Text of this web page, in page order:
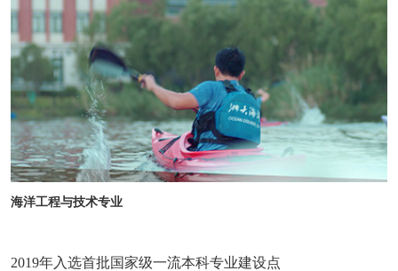
海洋工程与技术专业
2019年入选首批国家级一流本科专业建设点